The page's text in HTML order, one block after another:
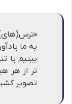
به ما
بینیم یا
تر از هر
تصویر